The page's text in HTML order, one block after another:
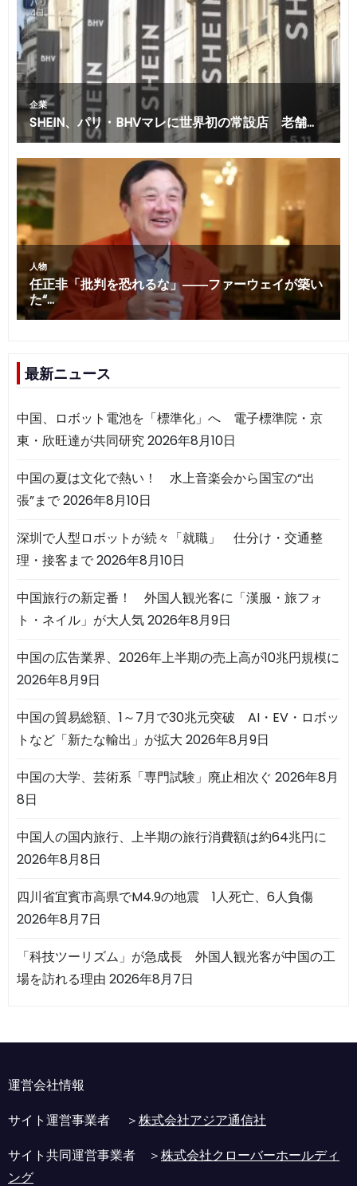
最新ニュース
中国、ロボット電池を「標準化」へ 電子標準院・京
東・欣旺達が共同研究2026年8月10日
中国の夏は文化で熱い！ 水上音楽会から国宝の“出
張”まで2026年8月10日
深圳で人型ロボットが続々「就職」 仕分け・交通整
理・接客まで2026年8月10日
中国旅行の新定番！ 外国人観光客に「漢服・旅フォ
ト・ネイル」が大人気2026年8月9日
中国の広告業界、2026年上半期の売上高が10兆円規模に
2026年8月9日
中国の貿易総額、1～7月で30兆元突破 AI・EV・ロボッ
トなど「新たな輸出」が拡大 2026年8月9日
中国の大学、芸術系「専門試験」廃止相次ぐ 2026年8月
8日
中国人の国内旅行、上半期の旅行消費額は約64兆円に
2026年8月8日
四川省宜賓市高県でM4.9の地震 1人死亡、6人負傷
2026年8月7日
「科技ツーリズム」が急成長 外国人観光客が中国の工
場を訪れる理由 2026年8月7日
運営会社情報
サイト運営事業者 ＞株式会社アジア通信社
サイト共同運営事業者 ＞株式会社クローバーホールディ
ング